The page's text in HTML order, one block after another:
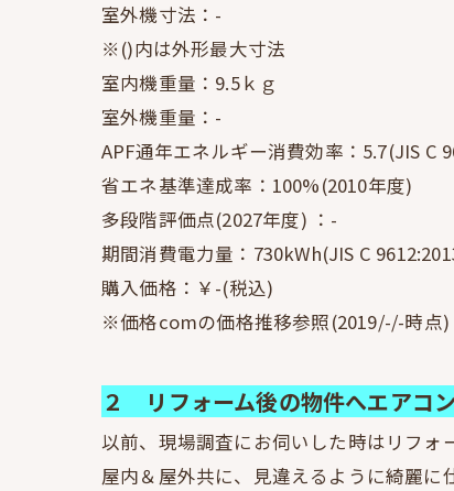
室外機寸法：-
※()内は外形最大寸法
室内機重量：9.5ｋｇ
室外機重量：-
APF通年エネルギー消費効率：5.7(JIS C
省エネ基準達成率：100%(2010年度)
多段階評価点(2027年度) ：-
期間消費電力量：730kWh(JIS C
購入価格：￥-(税込)
※価格comの価格推移参照(2019/-/-時点)
２ リフォーム後の物件へエアコ
以前、現場調査にお伺いした時はリフォ
屋内＆屋外共に、見違えるように綺麗